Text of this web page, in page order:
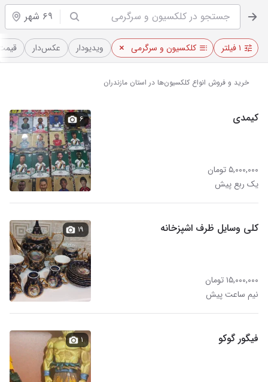
۶۹ شهر
۱ فیلتر کلکسیون و سرگرمی ویدیو‌دار عکس‌دار
خرید و فروش انواع کلکسیون‌‌ها در استان مازندران
کیمدی
۵,۰۰۰,۰۰۰ تومان
یک ربع پیش
۶
کلی وسایل ظرف اشپزخانه
۱۵,۰۰۰,۰۰۰ تومان
نیم ساعت پیش
۱۹
فیگور گوکو ۱